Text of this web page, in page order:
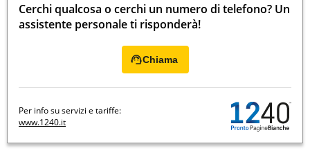
Cerchi qualcosa o cerchi un numero di telefono? Un
assistente personale ti risponderà!
Chiama
Per info su servizi e tariffe:
www.1240.it